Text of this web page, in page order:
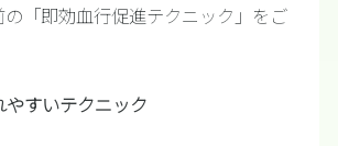
「即効血行促進テクニック」をご
すいテクニック